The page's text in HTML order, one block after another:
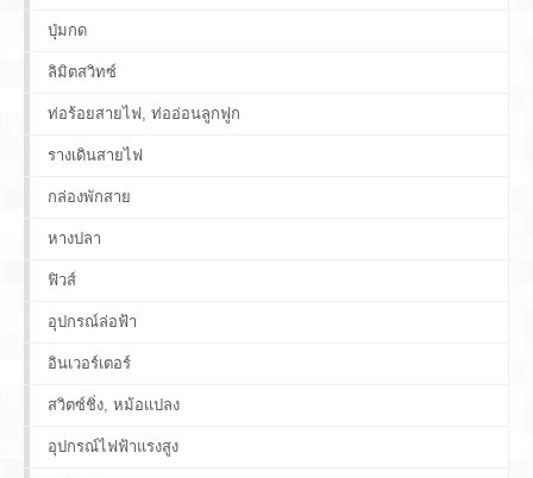
ปุ่มกด
ลิมิตสวิทซ์
ท่อร้อยสายไฟ, ท่ออ่อนลูกฟูก
รางเดินสายไฟ
กล่องพักสาย
หางปลา
ฟิวส์
อุปกรณ์ล่อฟ้า
อินเวอร์เตอร์
สวิตซ์ชิ่ง, หม้อแปลง
อุปกรณ์ไฟฟ้าแรงสูง